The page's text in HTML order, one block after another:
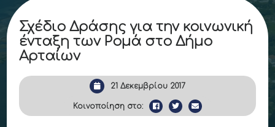
Σχέδιο Δράσης για την κοινωνική
ένταξη των Ρομά στο Δήμο
Αρταίων
21 Δεκεμβρίου 2017
Κοινοποίηση στο: